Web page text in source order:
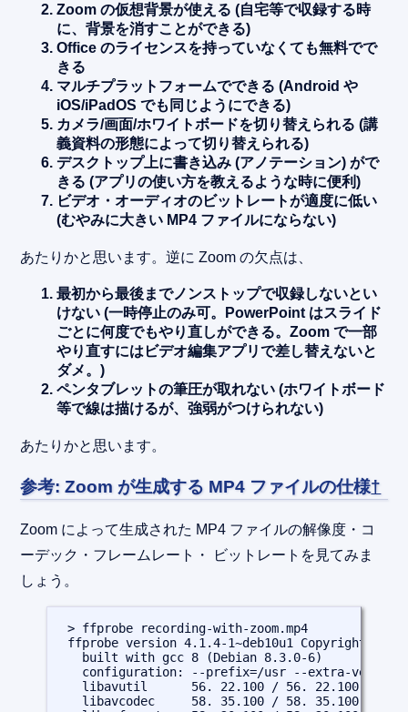
Zoom の仮想背景が使える (自宅等で収録する時
に、背景を消すことができる)
Office のライセンスを持っていなくても無料でで
きる
マルチプラットフォームでできる (Android や
iOS/iPadOS でも同じようにできる)
カメラ/画面/ホワイトボードを切り替えられる (講
義資料の形態によって切り替えられる)
デスクトップ上に書き込み (アノテーション) がで
きる (アプリの使い方を教えるような時に便利)
ビデオ・オーディオのビットレートが適度に低い
(むやみに大きい MP4 ファイルにならない)
あたりかと思います。逆に Zoom の欠点は、
最初から最後までノンストップで収録しないとい
けない (一時停止のみ可。PowerPoint はスライド
ごとに何度でもやり直しができる。Zoom で一部
やり直すにはビデオ編集アプリで差し替えないと
ダメ。)
ペンタブレットの筆圧が取れない (ホワイトボード
等で線は描けるが、強弱がつけられない)
あたりかと思います。
参考: Zoom が生成する MP4 ファイルの仕様†
Zoom によって生成された MP4 ファイルの解像度・コ
ーデック・フレームレート・ ビットレートを見てみま
しょう。
> ffprobe recording-with-zoom.mp4
ffprobe version 4.1.4-1~deb10u1 Copyright (c)
   built with gcc 8 (Debian 8.3.0-6)
configuration: --prefix=/usr --extra-
   libavutil      56. 22.100 / 56. 22.100
   libavcodec     58. 35.100 / 58. 35.100